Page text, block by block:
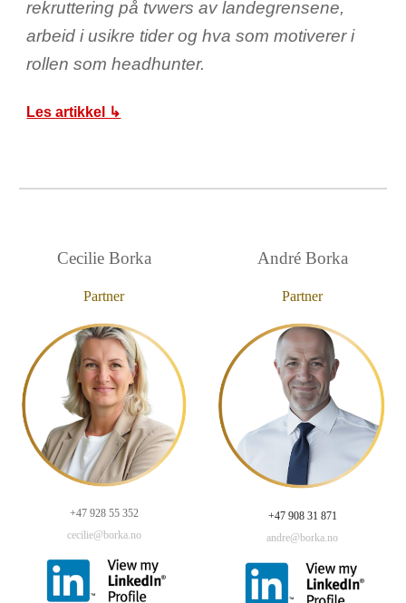
rekruttering på tvwers av landegrensene,
arbeid i usikre tider og hva som motiverer i
rollen som headhunter.
Les artikkel ↳
Cecilie Borka
Partner
+47 928 55 352
cecilie@borka.no
André Borka
Partner
+47 908 31 871
andre@borka.no